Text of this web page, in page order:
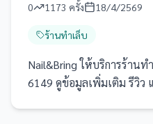
0 1173 ครั้ง 18/4/2569
ร้านทำเล็บ
Nail&Bring ให้บริการร้าน
6149 ดูข้อมูลเพิ่มเติม รีวิว